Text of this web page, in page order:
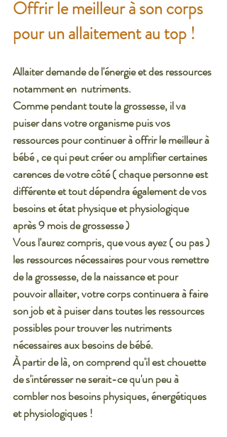
Offrir le meilleur à son corps
pour un allaitement au top !
Allaiter demande de l'énergie et des ressources
notamment en  nutriments.
Comme pendant toute la grossesse, il va
puiser dans votre organisme puis vos
ressources pour continuer à offrir le meilleur à
bébé , ce qui peut créer ou amplifier certaines
carences de votre côté ( chaque personne est
différente et tout dépendra également de vos
besoins et état physique et physiologique
après 9 mois de grossesse )
Vous l'aurez compris, que vous ayez ( ou pas )
les ressources nécessaires pour vous remettre
de la grossesse, de la naissance et pour
pouvoir allaiter, votre corps continuera à faire
son job et à puiser dans toutes les ressources
possibles pour trouver les nutriments
nécessaires aux besoins de bébé.
À partir de là, on comprend qu'il est chouette
de s'intéresser ne serait-ce qu'un peu à
combler nos besoins physiques, énergétiques
et physiologiques !